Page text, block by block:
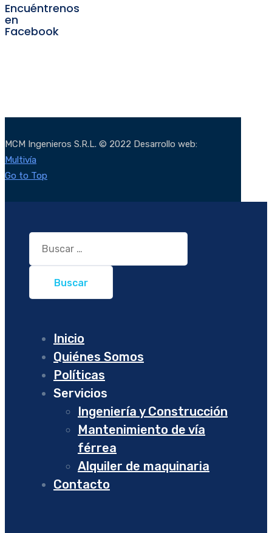
Encuéntrenos
en
Facebook
MCM Ingenieros S.R.L. © 2022 Desarrollo web:
Multivía
Go to Top
Buscar:
Inicio
Quiénes Somos
Políticas
Servicios
Ingeniería y Construcción
Mantenimiento de vía
férrea
Alquiler de maquinaria
Contacto